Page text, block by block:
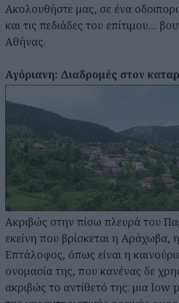
Ακολουθήστε μας, σε ένα
και τις πεδιάδες του επίτιμου…
Αθήνας.
Αγόριανη: Διαδρομές στον
Ακριβώς στην πίσω πλευρά του
εκείνη που βρίσκεται η Αράχωβα,
Επτάλοφος, όπως είναι η
ονομασία της, που κανένας δε
ακριβώς το αντίθετό της: μια